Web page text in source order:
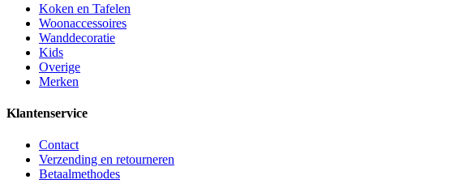
Koken en Tafelen
Woonaccessoires
Wanddecoratie
Kids
Overige
Merken
Klantenservice
Contact
Verzending en retourneren
Betaalmethodes